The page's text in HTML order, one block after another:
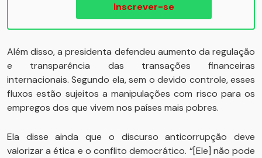
Inscrever-se
Além disso, a presidenta defendeu aumento da regulação
e transparência das transações financeiras
internacionais. Segundo ela, sem o devido controle, esses
fluxos estão sujeitos a manipulações com risco para os
empregos dos que vivem nos países mais pobres.
Ela disse ainda que o discurso anticorrupção deve
valorizar a ética e o conflito democrático. “[Ele] não pode